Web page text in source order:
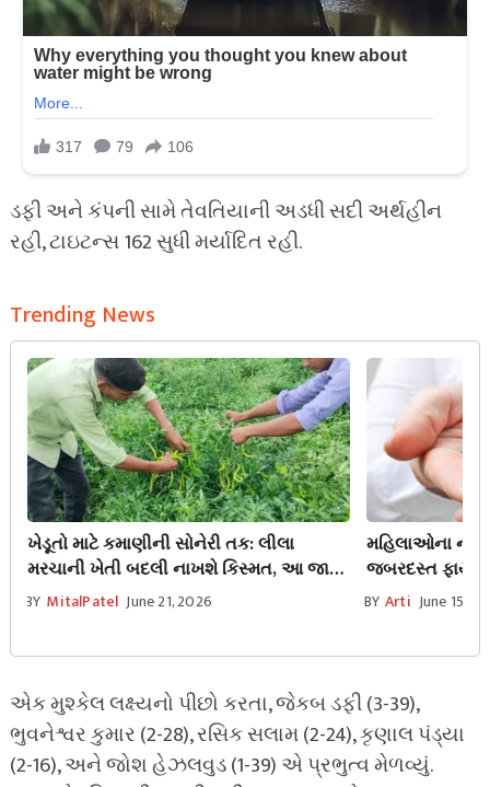
ડફી અને કંપની સામે તેવતિયાની અડધી સદી અર્થહીન
રહી, ટાઇટન્સ 162 સુધી મર્યાદિત રહી.
Trending News
ખેડૂતો માટે કમાણીની સોનેરી તક: લીલા
મરચાની ખેતી બદલી નાખશે કિસ્મત, આ જાતો
આપશે બમ્પર ઉત્પાદન
BY MitalPatel June 21, 2026
મહિલાઓના નામે
જબરદસ્ત
તમારા લાખો
BY Arti June 15,
એક મુશ્કેલ લક્ષ્યનો પીછો કરતા, જેકબ ડફી (3-39),
ભુવનેશ્વર કુમાર (2-28), રસિક સલામ (2-24), કૃણાલ પંડ્યા
(2-16), અને જોશ હેઝલવુડ (1-39) એ પ્રભુત્વ મેળવ્યું.